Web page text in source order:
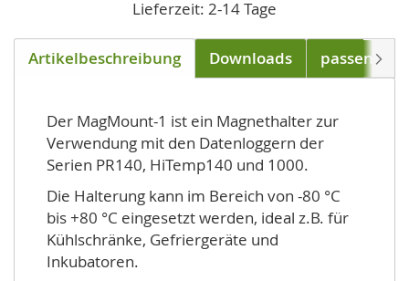
Lieferzeit: 2-14 Tage
Artikelbeschreibung Downloads passend für
Der MagMount-1 ist ein Magnethalter zur
Verwendung mit den Datenloggern der
Serien PR140, HiTemp140 und 1000.
Die Halterung kann im Bereich von -80 °C
bis +80 °C eingesetzt werden, ideal z.B. für
Kühlschränke, Gefriergeräte und
Inkubatoren.